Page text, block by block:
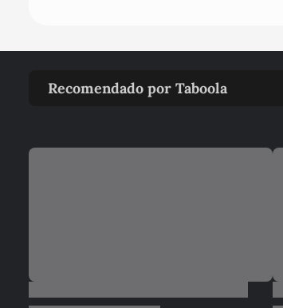
Recomendado por Taboola